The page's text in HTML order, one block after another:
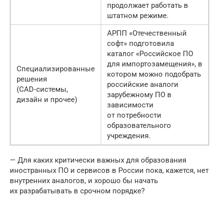
продолжает работать в
штатном режиме.
Специализированные
решения
(CAD‑системы,
дизайн и прочее)
АРПП «Отечественный
софт» подготовила
каталог «Российское ПО
для импортозамещения», в
котором можно подобрать
российские аналоги
зарубежному ПО в
зависимости
от потребности
образовательного
учреждения.
— Для каких критически важных для образования
иностранных ПО и сервисов в России пока, кажется, нет
внутренних аналогов, и хорошо бы начать
их разрабатывать в срочном порядке?